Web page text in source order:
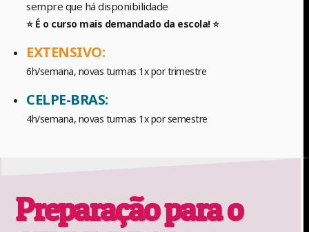
sempre que há disponibilidade
⭐ É o curso mais demandado da escola! ⭐
EXTENSIVO:
6h/semana, novas turmas 1x por trimestre
CELPE-BRAS:
4h/semana, novas turmas 1x por semestre
Preparação para o